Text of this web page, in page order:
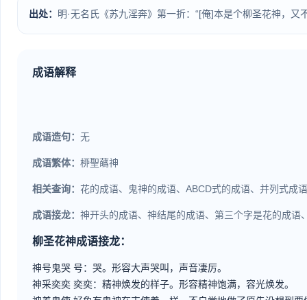
出处： 明·无名氏《苏九淫奔》第一折：“[俺]本是个柳圣花神，
成语解释
成语造句： 无
成语繁体： 桺聖蘤神
相关查询： 花的成语、鬼神的成语、ABCD式的成语、并列式成
成语接龙： 神开头的成语、神结尾的成语、第三个字是花的成
柳圣花神成语接龙：
神号鬼哭 号：哭。形容大声哭叫，声音凄厉。
神采奕奕 奕奕：精神焕发的样子。形容精神饱满，容光焕发。